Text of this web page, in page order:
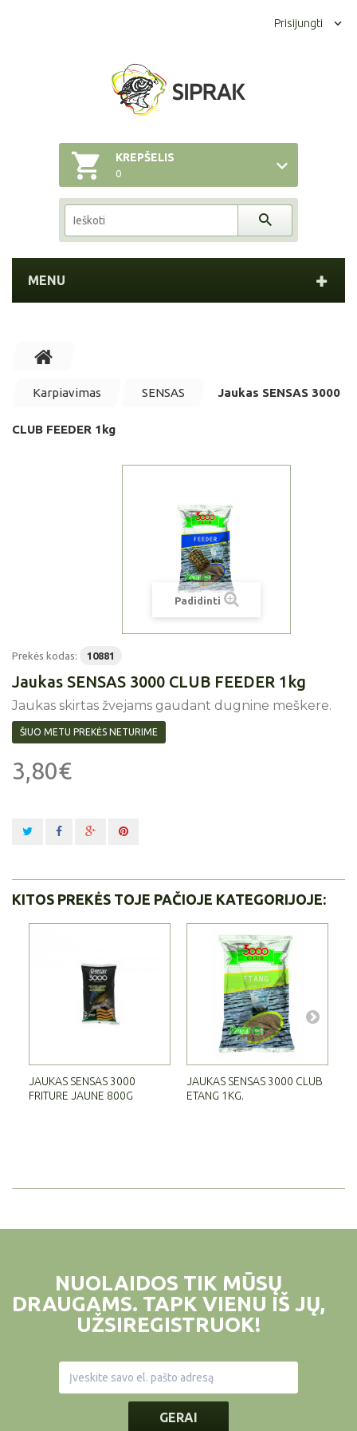
Prisijungti
KREPŠELIS
0
MENU
Karpiavimas SENSAS Jaukas SENSAS 3000
CLUB FEEDER 1kg
Padidinti
Prekės kodas: 10881
Jaukas SENSAS 3000 CLUB FEEDER 1kg
Jaukas skirtas žvejams gaudant dugnine meškere.
ŠIUO METU PREKĖS NETURIME
3,80€
KITOS PREKĖS TOJE PAČIOJE KATEGORIJOJE:
JAUKAS SENSAS 3000
FRITURE JAUNE 800G
JAUKAS SENSAS 3000 CLUB
ETANG 1KG.
NUOLAIDOS TIK MŪSŲ
DRAUGAMS. TAPK VIENU IŠ JŲ,
UŽSIREGISTRUOK!
GERAI